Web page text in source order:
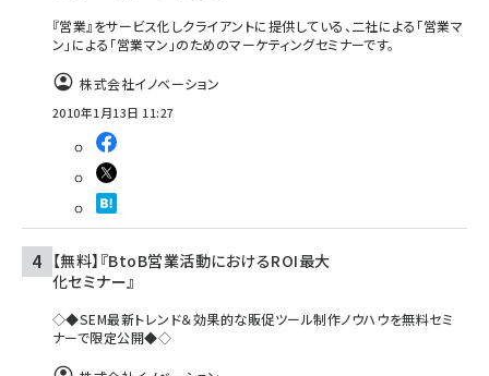
『営業』をサービス化しクライアントに提供している、二社による「営業マ
ン」による「営業マン」のためのマーケティングセミナーです。
株式会社イノベーション
2010年1月13日 11:27
【無料】『BtoB営業活動におけるROI最大
化セミナー』
◇◆SEM最新トレンド＆効果的な販促ツール制作ノウハウを無料セミ
ナーで限定公開◆◇